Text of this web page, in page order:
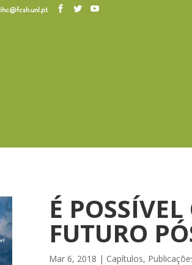
ihc@fcsh.unl.pt
É
FUTURO
Mar 6, 2018 | Capítulos,